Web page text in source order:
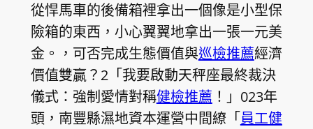
從悍馬車的後備箱裡拿出一個像是小型保
險箱的東西，小心翼翼地拿出一張一元美
金。，可否完成生態價值與巡檢推薦經濟
價值雙贏？2「我要啟動天秤座最終裁決
儀式：強制愛情對稱健檢推薦 ！」023年
頭，南豐縣濕地資本運營中間繚「員工健